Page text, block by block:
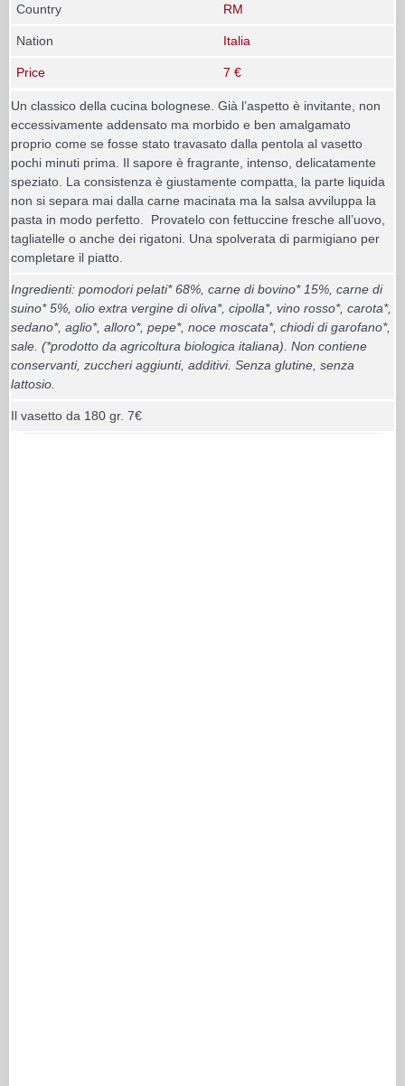
Country RM
Nation Italia
Price 7 €
Un classico della cucina bolognese. Già l’aspetto è invitante, non
eccessivamente addensato ma morbido e ben amalgamato
proprio come se fosse stato travasato dalla pentola al vasetto
pochi minuti prima. Il sapore è fragrante, intenso, delicatamente
speziato. La consistenza è giustamente compatta, la parte liquida
non si separa mai dalla carne macinata ma la salsa avviluppa la
pasta in modo perfetto. Provatelo con fettuccine fresche all’uovo,
tagliatelle o anche dei rigatoni. Una spolverata di parmigiano per
completare il piatto.
Ingredienti: pomodori pelati* 68%, carne di bovino* 15%, carne di
suino* 5%, olio extra vergine di oliva*, cipolla*, vino rosso*, carota*,
sedano*, aglio*, alloro*, pepe*, noce moscata*, chiodi di garofano*,
sale. (*prodotto da agricoltura biologica italiana). Non contiene
conservanti, zuccheri aggiunti, additivi. Senza glutine, senza
lattosio.
Il vasetto da 180 gr. 7€